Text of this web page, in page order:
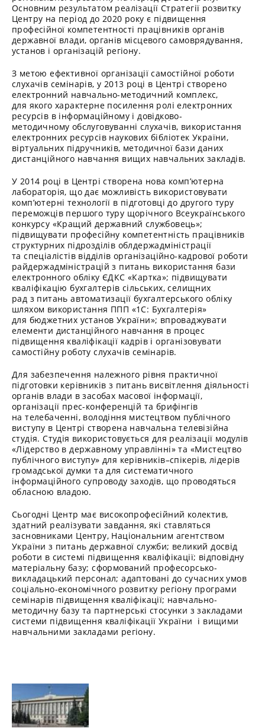
Основним результатом реалізації Стратегії розвитку
Центру на період до 2020 року є підвищення
професійної компетентності працівників органів
державної влади, органів місцевого самоврядування,
установ і організацій регіону.
З метою ефективної організації самостійної роботи
слухачів семінарів, у 2013 році в Центрі створено
електронний навчально-методичний комплекс,
для якого характерне посилення ролі електронних
ресурсів в інформаційному і довідково-
методичному обслуговуванні слухачів, використання
електронних ресурсів наукових бібліотек України,
віртуальних підручників, методичної бази даних
дистанційного навчання вищих навчальних закладів.
У 2014 році в Центрі створена нова комп’ютерна
лабораторія, що дає можливість використовувати
комп’ютерні технології в підготовці до другого туру
переможців першого туру щорічного Всеукраїнського
конкурсу «Кращий державний службовець»;
підвищувати професійну компетентність працівників
структурних підрозділів облдержадміністрації
та спеціалістів відділів організаційно-кадрової роботи
райдержадміністрацій з питань використання бази
електронного обліку ЄДКС «Картка»; підвищувати
кваліфікацію бухгалтерів сільських, селищних
рад з питань автоматизації бухгалтерського обліку
шляхом використання ППП «1С: Бухгалтерія»
для бюджетних установ України»; впроваджувати
елементи дистанційного навчання в процес
підвищення кваліфікації кадрів і організовувати
самостійну роботу слухачів семінарів.
Для забезпечення належного рівня практичної
підготовки керівників з питань висвітлення діяльності
органів влади в засобах масової інформації,
організації прес-конференцій та брифінгів
на телебаченні, володіння мистецтвом публічного
виступу в Центрі створена навчальна телевізійна
студія. Студія використовується для реалізації модулів
«Лідерство в державному управлінні» та «Мистецтво
публічного виступу» для керівників–спікерів, лідерів
громадської думки та для систематичного
інформаційного супроводу заходів, що проводяться
обласною владою.
Сьогодні Центр має високопрофесійний колектив,
здатний реалізувати завдання, які ставляться
засновниками Центру, Національним агентством
України з питань державної служби; великий досвід
роботи в системі підвищення кваліфікації; відповідну
матеріальну базу; сформований професорсько-
викладацький персонал; адаптовані до сучасних умов
соціально-економічного розвитку регіону програми
семінарів підвищення кваліфікації; навчально-
методичну базу та партнерські стосунки з закладами
системи підвищення кваліфікації України і вищими
навчальними закладами регіону.